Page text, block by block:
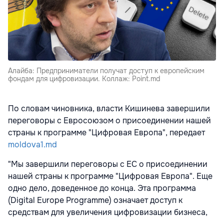
Алайба: Предприниматели получат доступ к европейским
фондам для цифровизации. Коллаж: Point.md
По словам чиновника, власти Кишинева завершили
переговоры с Евросоюзом о присоединении нашей
страны к программе "Цифровая Европа", передает
moldova1.md
"Мы завершили переговоры с ЕС о присоединении
нашей страны к программе "Цифровая Европа". Еще
одно дело, доведенное до конца. Эта программа
(Digital Europe Programme) означает доступ к
средствам для увеличения цифровизации бизнеса,